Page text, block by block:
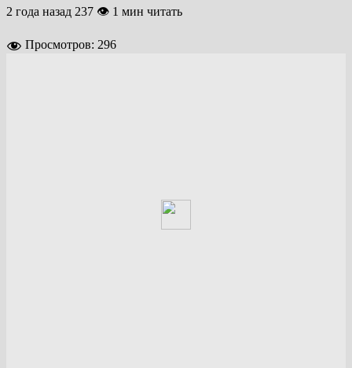
2 года назад 237 👁 1 мин читать
Просмотров: 296